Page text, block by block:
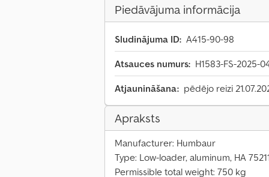
Piedāvājuma informācija
Sludinājuma ID: A415-90-98
Atsauces numurs: H1583-FS-2025-
Atjaunināšana: pēdējo reizi
Apraksts
Manufacturer: Humbaur
Type: Low-loader, aluminum, HA
Permissible total weight: 750 kg